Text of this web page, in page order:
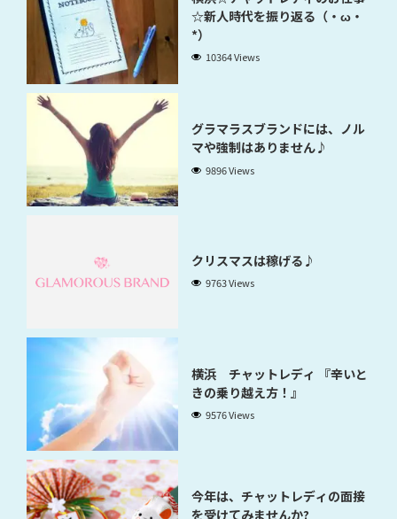
☆新人時代を振り返る（・ω・
*）
10364 Views
グラマラスブランドには、ノル
マや強制はありません♪
9896 Views
クリスマスは稼げる♪
9763 Views
横浜 チャットレディ 『辛いと
きの乗り越え方！』
9576 Views
今年は、チャットレディの面接
を受けてみませんか?